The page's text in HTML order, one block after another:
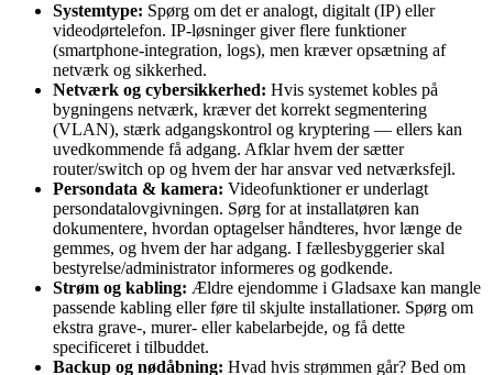
Systemtype: Spørg om det er analogt, digitalt (IP) eller
videodørtelefon. IP-løsninger giver flere funktioner
(smartphone-integration, logs), men kræver opsætning af
netværk og sikkerhed.
Netværk og cybersikkerhed: Hvis systemet kobles på
bygningens netværk, kræver det korrekt segmentering
(VLAN), stærk adgangskontrol og kryptering — ellers kan
uvedkommende få adgang. Afklar hvem der sætter
router/switch op og hvem der har ansvar ved netværksfejl.
Persondata & kamera: Videofunktioner er underlagt
persondatalovgivningen. Sørg for at installatøren kan
dokumentere, hvordan optagelser håndteres, hvor længe de
gemmes, og hvem der har adgang. I fællesbyggerier skal
bestyrelse/administrator informeres og godkende.
Strøm og kabling: Ældre ejendomme i Gladsaxe kan mangle
passende kabling eller føre til skjulte installationer. Spørg om
ekstra grave-, murer- eller kabelarbejde, og få dette
specificeret i tilbuddet.
Backup og nødåbning: Hvad hvis strømmen går? Bed om